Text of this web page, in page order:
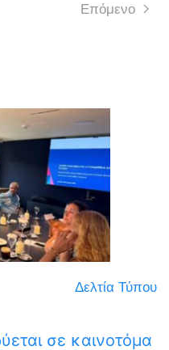
Επόμενο
Δελτία Τύπου
σε καινοτόμα